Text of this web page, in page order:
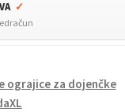
✓
ograjice za dojenčke